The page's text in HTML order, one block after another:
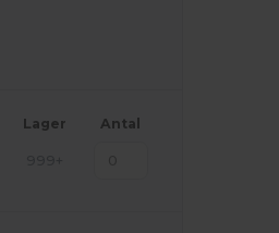
Lager Antal